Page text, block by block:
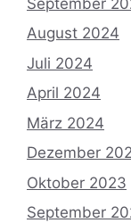
August 2024
Juli 2024
April 2024
März 2024
Dezember
Oktober 2023
September